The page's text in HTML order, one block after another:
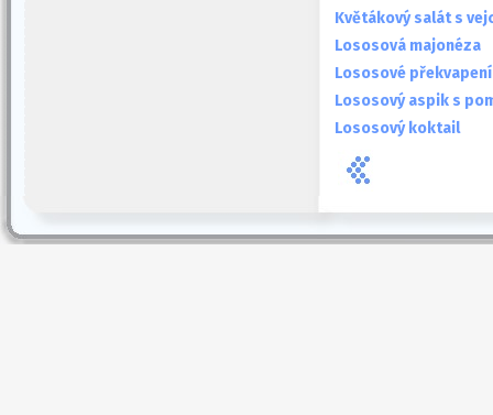
Květákový salát s
Lososová majonéza
Lososové
Lososový aspik s
Lososový koktail